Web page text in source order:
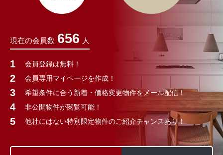
現在の会員数 656 人
会員登録は無料！
会員専用マイページを作成！
希望条件に合う新着・価格変更物件をメール配信！
非公開物件が閲覧可能！
他社にはない特別限定物件のご紹介チャンスあり！